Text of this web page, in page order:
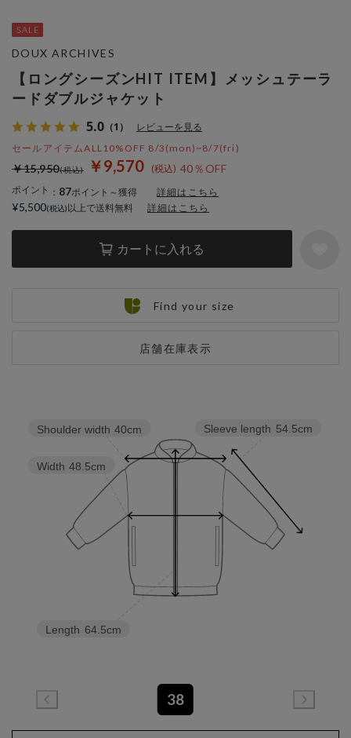
【ロングシーズンHIT ITEM】メッシュテーラ
ードダブルジャケット
5.0 （1） レビューを見る
セールアイテムALL10%OFF 8/3(mon)~8/7(fri)
￥9,570 40％OFF
￥15,950
ポイント ： 87ポイント～獲得 詳細はこちら
カートに入れる
店舗在庫表示
DOUX ARCHIVES
¥5,500 以上で送料無料 詳細はこちら
Find your size
Sleeve length 54.5cm
Length 64.5cm
Width 48.5cm
Shoulder width 40cm
38